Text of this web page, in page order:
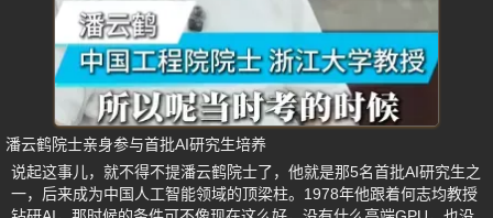
潘云鹤院士亲身参与首批AI研究生培养
说起这事儿，就不得不提潘云鹤院士了，他就是那5名首批AI研究生之
一，后来成为中国人工智能领域的顶梁柱。1978年他跟着何志均教授